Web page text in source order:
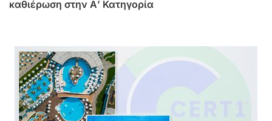
καθιέρωση στην Α’ Κατηγορία